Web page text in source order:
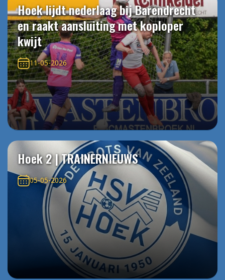
Hoek lijdt nederlaag bij Barendrecht
en raakt aansluiting met koploper
kwijt
11-05-2026
Hoek 2 | TRAINERNIEUWS
05-05-2026